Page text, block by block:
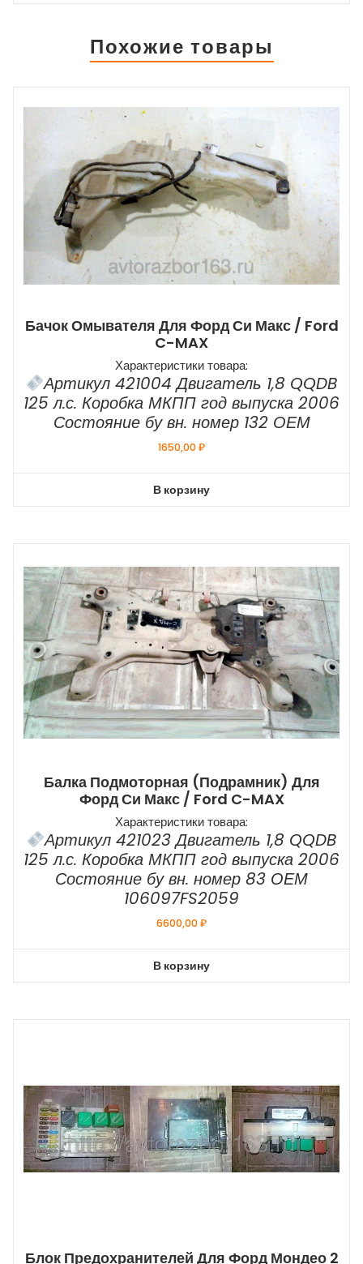
Похожие товары
Бачок Омывателя Для Форд Си Макс / Ford
C-MAX
Характеристики товара:
Артикул 421004 Двигатель 1,8 QQDB
125 л.с. Коробка МКПП год выпуска 2006
Состояние бу вн. номер 132 ОЕМ
1650,00₽
В корзину
Балка Подмоторная (подрамник) Для
Форд Си Макс / Ford C-MAX
Характеристики товара:
Артикул 421023 Двигатель 1,8 QQDB
125 л.с. Коробка МКПП год выпуска 2006
Состояние бу вн. номер 83 ОЕМ
106097FS2059
6600,00₽
В корзину
Блок Предохранителей Для Форд Мондео 2